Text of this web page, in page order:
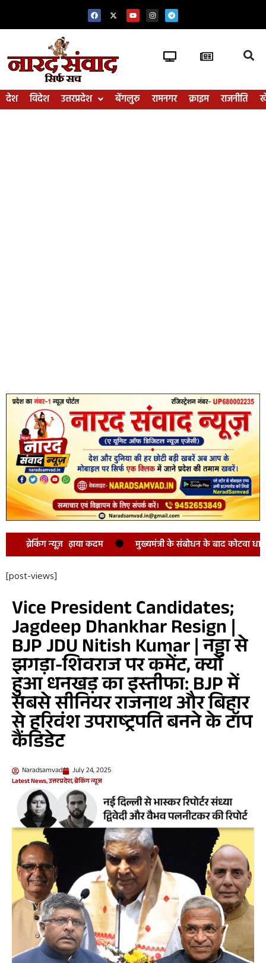
देश विदेश उत्तरप्रदेश बेंगलुरु रामनगर क्राइम राजनीति
ब्रेकिंग न्यूज़ मुख्यमंत्री के संबोधन के बाद कोटवा धाम के विकास को
[post-views]
Vice President Candidates;
Jagdeep Dhankhar Resign |
BJP JDU Nitish Kumar | नड्डा से
झगड़ा-शिवराज पर कमेंट, क्यों
हुआ धनखड़ का इस्तीफा: BJP में
सबसे सीनियर राजनाथ और बिहार
से हरिवंश उपराष्ट्रपति बनने के टॉप
कैंडिडेट
Naradsamvad July 24, 2025
Latest News,उत्तरप्रदेश,ब्रेकिंग न्यूज